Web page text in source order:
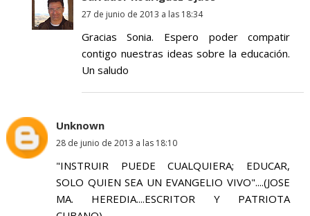
27 de junio de 2013 a las 18:34
Gracias Sonia. Espero poder compatir
contigo nuestras ideas sobre la educación.
Un saludo
Unknown
28 de junio de 2013 a las 18:10
"INSTRUIR PUEDE CUALQUIERA; EDUCAR,
SOLO QUIEN SEA UN EVANGELIO VIVO"....(JOSE
MA. HEREDIA....ESCRITOR Y PATRIOTA